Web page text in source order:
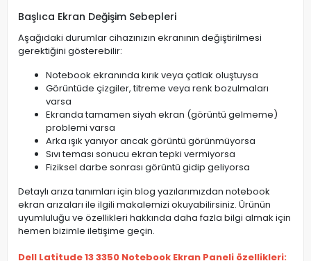
Başlıca Ekran Değişim Sebepleri
Aşağıdaki durumlar cihazınızın ekranının değiştirilmesi
gerektiğini gösterebilir:
Notebook ekranında kırık veya çatlak oluştuysa
Görüntüde çizgiler, titreme veya renk bozulmaları
varsa
Ekranda tamamen siyah ekran (görüntü gelmeme)
problemi varsa
Arka ışık yanıyor ancak görüntü görünmüyorsa
Sıvı teması sonucu ekran tepki vermiyorsa
Fiziksel darbe sonrası görüntü gidip geliyorsa
Detaylı arıza tanımları için blog yazılarımızdan notebook
ekran arızaları ile ilgili makalemizi okuyabilirsiniz. Ürünün
uyumluluğu ve özellikleri hakkında daha fazla bilgi almak için
hemen bizimle iletişime geçin.
Dell Latitude 13 3350 Notebook Ekran Paneli özellikleri: